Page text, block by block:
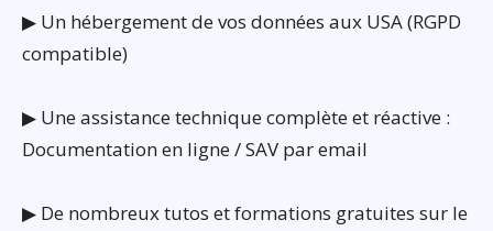
▶ Un hébergement de vos données aux USA (RGPD
compatible)
▶ Une assistance technique complète et réactive :
Documentation en ligne / SAV par email
▶ De nombreux tutos et formations gratuites sur le